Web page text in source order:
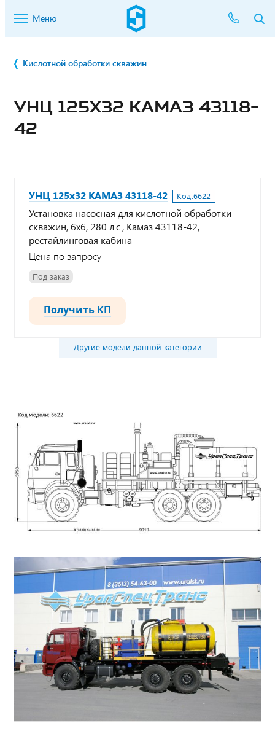
Меню
Кислотной обработки скважин
УНЦ 125Х32 КАМАЗ 43118-
42
УНЦ 125х32 КАМАЗ 43118-42 Код:6622
Установка насосная для кислотной обработки
скважин, 6х6, 280 л.с., Камаз 43118-42,
рестайлинговая кабина
Цена по запросу
Под заказ
Получить КП
Другие модели данной категории